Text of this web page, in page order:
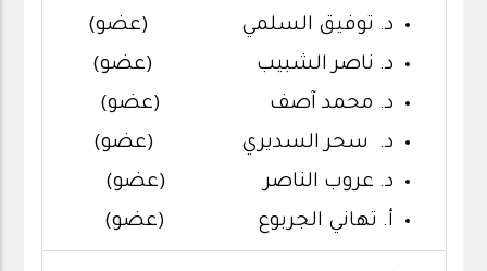
د. توفيق السلمي (عضو)
د. ناصر الشبيب (عضو)
د. محمد آصف (عضو)
د. سحر السديري (عضو)
د. عروب الناصر (عضو)
أ. تهاني الجربوع (عضو)